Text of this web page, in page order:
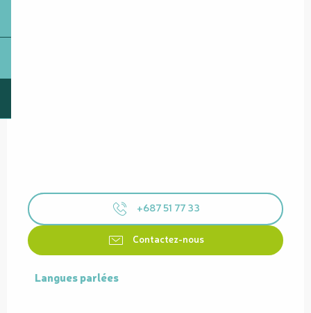
+687 51 77 33
Contactez-nous
Langues parlées
Langues parlées